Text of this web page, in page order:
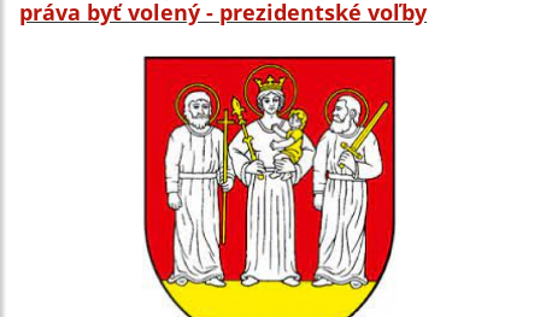
práva byť volený - prezidentské voľby